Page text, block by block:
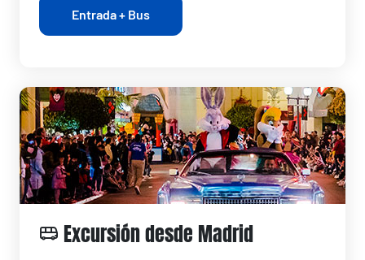
Entrada + Bus
Excursión desde Madrid